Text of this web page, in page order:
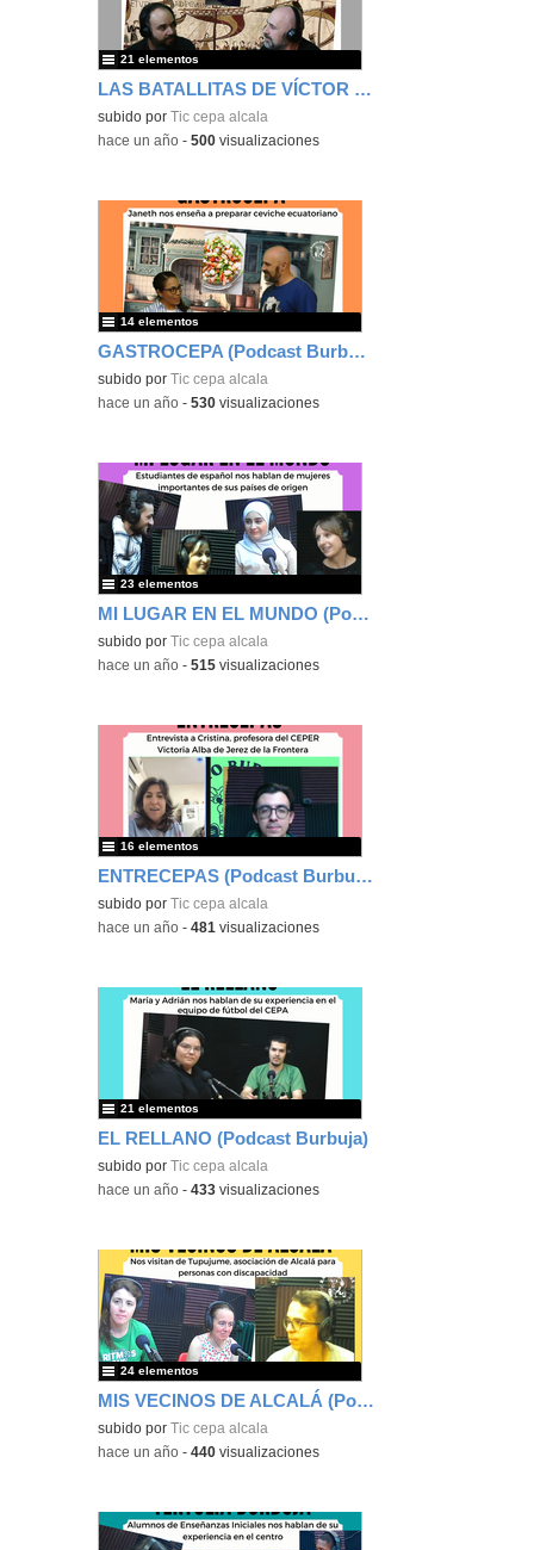
LAS BATALLITAS DE VÍCTOR (Podcast Burbuja)
subido por Tic cepa alcala
21 elementos
-hace un año -500 visualizaciones
GASTROCEPA (Podcast Burbuja)
subido por Tic cepa alcala
14 elementos
-hace un año -530 visualizaciones
MI LUGAR EN EL MUNDO (Podcast Burbuja)
subido por Tic cepa alcala
23 elementos
-hace un año -515 visualizaciones
ENTRECEPAS (Podcast Burbuja)
subido por Tic cepa alcala
16 elementos
-hace un año -481 visualizaciones
EL RELLANO (Podcast Burbuja)
subido por Tic cepa alcala
21 elementos
-hace un año -433 visualizaciones
MIS VECINOS DE ALCALÁ (Podcast Burbuja)
subido por Tic cepa alcala
24 elementos
-hace un año -440 visualizaciones